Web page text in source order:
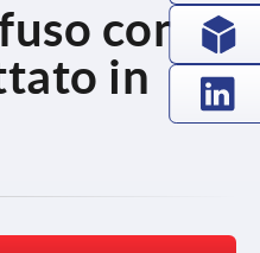
con
in